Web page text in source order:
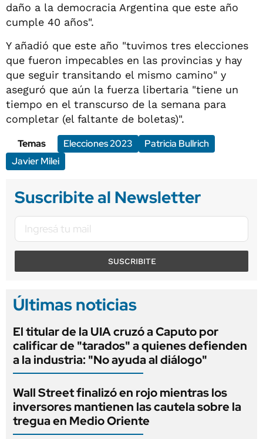
daño a la democracia Argentina que este año
cumple 40 años".
Y añadió que este año "tuvimos tres elecciones
que fueron impecables en las provincias y hay
que seguir transitando el mismo camino" y
aseguró que aún la fuerza libertaria "tiene un
tiempo en el transcurso de la semana para
completar (el faltante de boletas)".
Temas
Elecciones 2023
Patricia Bullrich
Javier Milei
Suscribite al Newsletter
SUSCRIBITE
Últimas noticias
El titular de la UIA cruzó a Caputo por
calificar de "tarados" a quienes defienden
a la industria: "No ayuda al diálogo"
Wall Street finalizó en rojo mientras los
inversores mantienen las cautela sobre la
tregua en Medio Oriente